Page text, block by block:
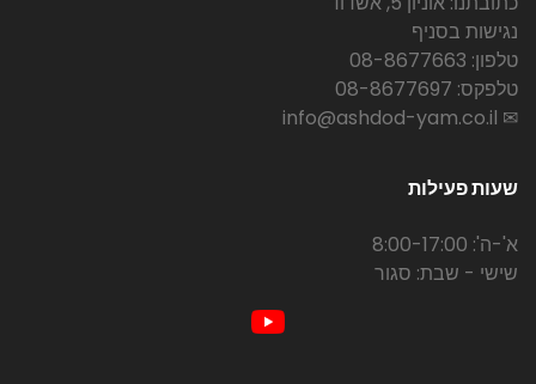
נגישות בסניף
טלפון: 08-8677663
טלפקס: 08-8677697
✉ info@ashdod-yam.co.il
שעות פעילות
א'-ה': 8:00-17:00
שישי - שבת: סגור